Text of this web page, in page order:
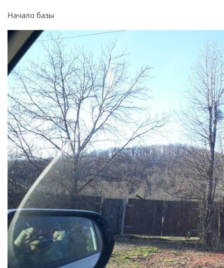
Начало базы